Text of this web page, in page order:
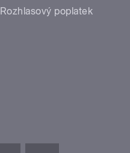
Rozhlasový poplatek